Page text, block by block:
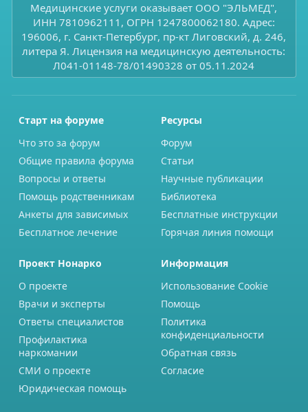
Медицинские услуги оказывает ООО "ЭЛЬМЕД",
ИНН 7810962111, ОГРН 1247800062180. Адрес:
196006, г. Санкт-Петербург, пр-кт Лиговский, д. 246,
литера Я. Лицензия на медицинскую деятельность:
Л041-01148-78/01490328 от 05.11.2024
Старт на форуме
Что это за форум
Общие правила форума
Вопросы и ответы
Помощь родственникам
Анкеты для зависимых
Бесплатное лечение
Ресурсы
Форум
Статьи
Научные публикации
Библиотека
Бесплатные инструкции
Горячая линия помощи
Проект Нонарко
О проекте
Врачи и эксперты
Ответы специалистов
Профилактика
наркомании
СМИ о проекте
Юридическая помощь
Информация
Использование Cookie
Помощь
Политика
конфиденциальности
Обратная связь
Согласие